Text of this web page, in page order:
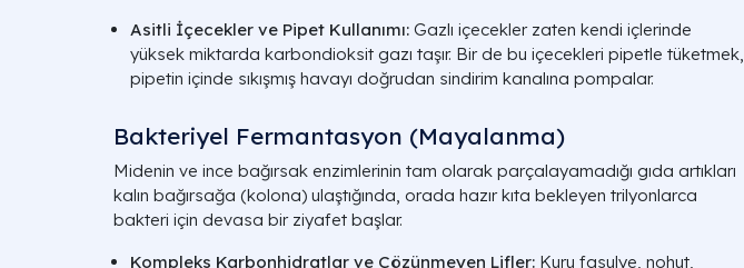
Asitli İçecekler ve Pipet Kullanımı: Gazlı içecekler zaten kendi içlerinde
yüksek miktarda karbondioksit gazı taşır. Bir de bu içecekleri pipetle tüketmek,
pipetin içinde sıkışmış havayı doğrudan sindirim kanalına pompalar.
Bakteriyel Fermantasyon (Mayalanma)
Midenin ve ince bağırsak enzimlerinin tam olarak parçalayamadığı gıda artıkları
kalın bağırsağa (kolona) ulaştığında, orada hazır kıta bekleyen trilyonlarca
bakteri için devasa bir ziyafet başlar.
Kompleks Karbonhidratlar ve Çözünmeyen Lifler: Kuru fasulye, nohut,